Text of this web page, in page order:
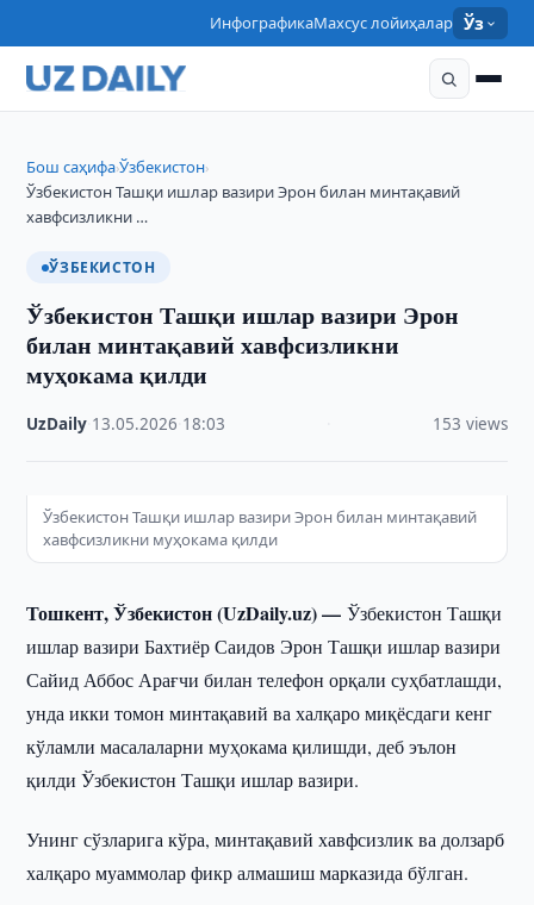
ИнфографикаМахсус лойиҳалар Ўз
Бош саҳифа›Ўзбекистон›
Ўзбекистон Ташқи ишлар вазири Эрон билан минтақавий
хавфсизликни …
ЎЗБЕКИСТОН
Ўзбекистон Ташқи ишлар вазири Эрон
билан минтақавий хавфсизликни
муҳокама қилди
UzDaily 13.05.2026 18:03 153 views
Ўзбекистон Ташқи ишлар вазири Эрон билан минтақавий
хавфсизликни муҳокама қилди
Тошкент, Ўзбекистон (UzDaily.uz) —Ўзбекистон Ташқи
ишлар вазири Бахтиёр Саидов Эрон Ташқи ишлар вазири
Сайид Аббос Арағчи билан телефон орқали суҳбатлашди,
унда икки томон минтақавий ва халқаро миқёсдаги кенг
кўламли масалаларни муҳокама қилишди, деб эълон
қилди Ўзбекистон Ташқи ишлар вазири.
Унинг сўзларига кўра, минтақавий хавфсизлик ва долзарб
халқаро муаммолар фикр алмашиш марказида бўлган.